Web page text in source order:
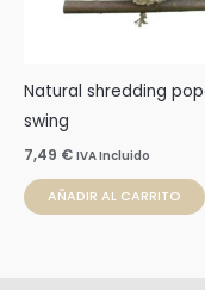
Natural shredding
swing
7,49 € IVA Incluido
AÑADIR AL CARRITO